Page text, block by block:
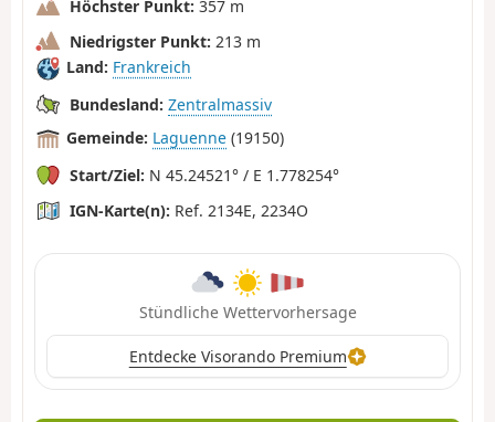
Höchster Punkt: 357 m
Niedrigster Punkt: 213 m
Land: Frankreich
Bundesland: Zentralmassiv
Gemeinde: Laguenne (19150)
Start/Ziel: N 45.24521° / E 1.778254°
IGN-Karte(n): Ref. 2134E, 2234O
Stündliche Wettervorhersage
Entdecke Visorando Premium